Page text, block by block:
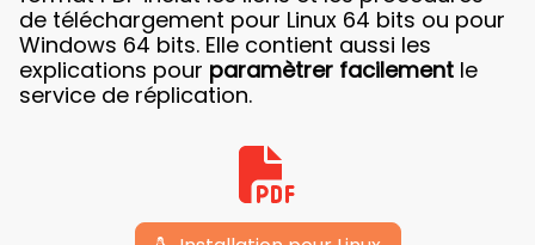
de téléchargement pour Linux 64 bits ou pour
Windows 64 bits. Elle contient aussi les
explications pour paramètrer facilement le
service de réplication.